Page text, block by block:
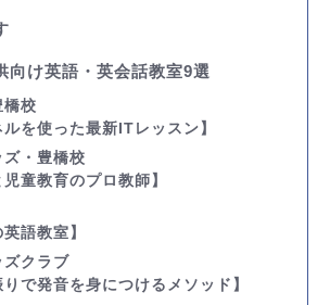
向け英語・英会話教室9選
橋校
ルを使った最新ITレッスン】
ズ・豊橋校
児童教育のプロ教師】
語教室】
クラブ
りで発音を身につけるメソッド】